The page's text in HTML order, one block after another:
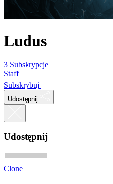
Ludus
3 Subskrypcje
Staff
Subskrybuj
Udostępnij
Udostępnij
Clone